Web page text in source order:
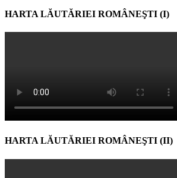
HARTA LĂUTĂRIEI ROMÂNEŞTI (I)
HARTA LĂUTĂRIEI ROMÂNEŞTI (II)